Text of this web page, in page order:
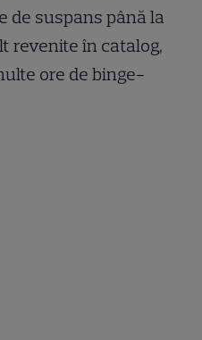
de suspans până la
revenite în catalog,
ore de binge-